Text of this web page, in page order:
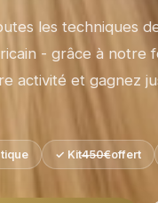
les techniques
- grâce à notre
activité et gagnez
✓ Kit450€offert